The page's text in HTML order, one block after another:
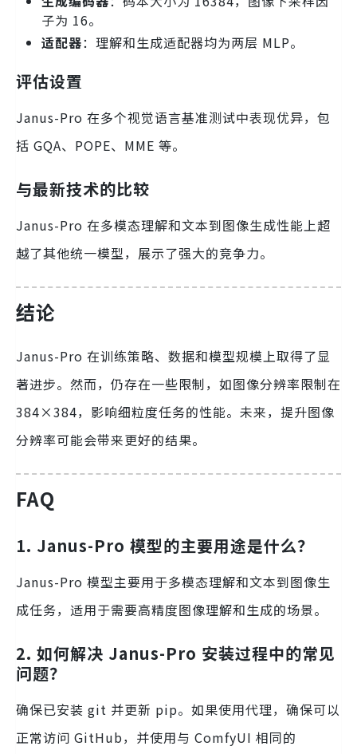
子为 16。
适配器：理解和生成适配器均为两层 MLP。
评估设置
Janus-Pro 在多个视觉语言基准测试中表现优异，包
括 GQA、POPE、MME 等。
与最新技术的比较
Janus-Pro 在多模态理解和文本到图像生成性能上超
越了其他统一模型，展示了强大的竞争力。
结论
Janus-Pro 在训练策略、数据和模型规模上取得了显
著进步。然而，仍存在一些限制，如图像分辨率限制在
384×384，影响细粒度任务的性能。未来，提升图像
分辨率可能会带来更好的结果。
FAQ
1. Janus-Pro 模型的主要用途是什么？
Janus-Pro 模型主要用于多模态理解和文本到图像生
成任务，适用于需要高精度图像理解和生成的场景。
2. 如何解决 Janus-Pro 安装过程中的常见
问题？
确保已安装 git 并更新 pip。如果使用代理，确保可以
正常访问 GitHub，并使用与 ComfyUI 相同的